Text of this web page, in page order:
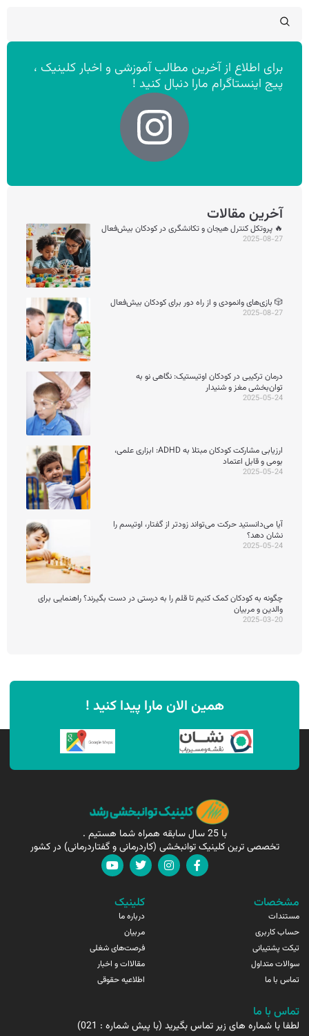
برای اطلاع از آخرین مطالب آموزشی و اخبار کلینیک ،
پیج اینستاگرام مارا دنبال کنید !
آخرین مقالات
🔥 پروتکل کنترل هیجان و تکانشگری در کودکان بیش‌فعال
2025-08-27
🎲 بازی‌های وانمودی و از راه دور برای کودکان بیش‌فعال
2025-08-27
درمان ترکیبی در کودکان اوتیستیک: نگاهی نو به
توان‌بخشی مغز و شنیدار
2025-05-24
ارزیابی مشارکت کودکان مبتلا به ADHD: ابزاری علمی،
بومی و قابل اعتماد
2025-05-24
آیا می‌دانستید حرکت می‌تواند زودتر از گفتار، اوتیسم را
نشان دهد؟
2025-05-24
چگونه به کودکان کمک کنیم تا قلم را به درستی در دست بگیرند؟ راهنمایی برای
والدین و مربیان
2025-03-20
همین الان مارا پیدا کنید !
با 25 سال سابقه همراه شما هستیم .
تخصصی ترین کلینیک توانبخشی (کاردرمانی و گفتاردرمانی) در کشور
مشخصات
مستندات
حساب کاربری
تیکت پشتیبانی
سوالات متداول
تماس با ما
کلینیک
درباره ما
مربیان
فرصت‌های شغلی
مقالاات و اخبار
اطلاعیه حقوقی
تماس با ما
لطفا با شماره های زیر تماس بگیرید (با پیش شماره : 021)